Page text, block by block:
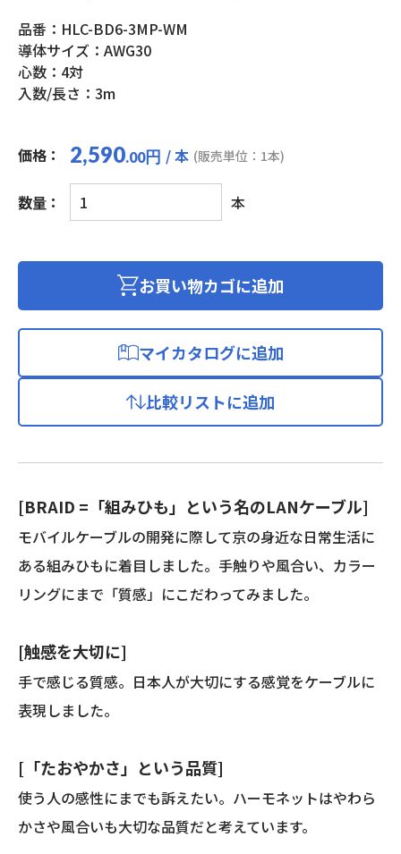
品番：HLC-BD6-3MP-WM
導体サイズ：AWG30
心数：4対
入数/長さ：3m
価格： 2,590.00円 / 本 (販売単位：1本)
数量：
ブ
レ
ド/BRAID
(カ
ゴ
準
拠/
両
端
プ
グ
付
き)
個
本
お買い物カゴに追加
マイカタログに追加
比較リストに追加
[BRAID =「組みひも」という名のLANケーブル]
モバイルケーブルの開発に際して京の身近な日常生活に
ある組みひもに着目しました。手触りや風合い、カラー
リングにまで「質感」にこだわってみました。
[触感を大切に]
手で感じる質感。日本人が大切にする感覚をケーブルに
表現しました。
[「たおやかさ」という品質]
使う人の感性にまでも訴えたい。ハーモネットはやわら
かさや風合いも大切な品質だと考えています。